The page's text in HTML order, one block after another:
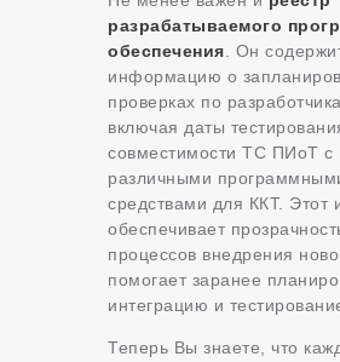
разрабатываемого
обеспечения . Он
информацию о
проверках по
включая даты
совместимости ТС ПИоТ с
различными
средствами для ККТ. Этот
обеспечивает
процессов внедрения
помогает заранее
интеграцию и
Теперь Вы знаете, что